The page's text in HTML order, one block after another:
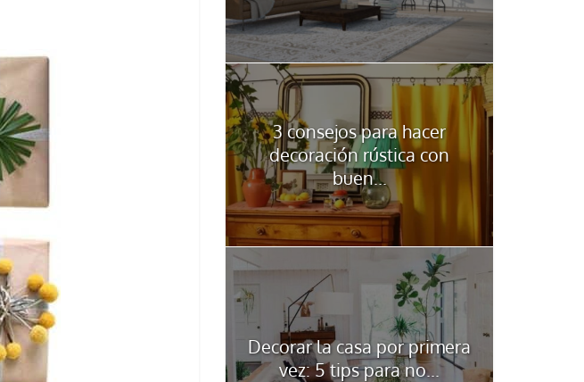
3 consejos para hacer
decoración rústica con
buen...
Decorar la casa por primera
vez: 5 tips para no...